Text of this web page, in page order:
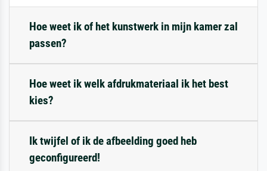
Hoe weet ik of het kunstwerk in mijn kamer zal
passen?
Hoe weet ik welk afdrukmateriaal ik het best
kies?
Ik twijfel of ik de afbeelding goed heb
geconfigureerd!